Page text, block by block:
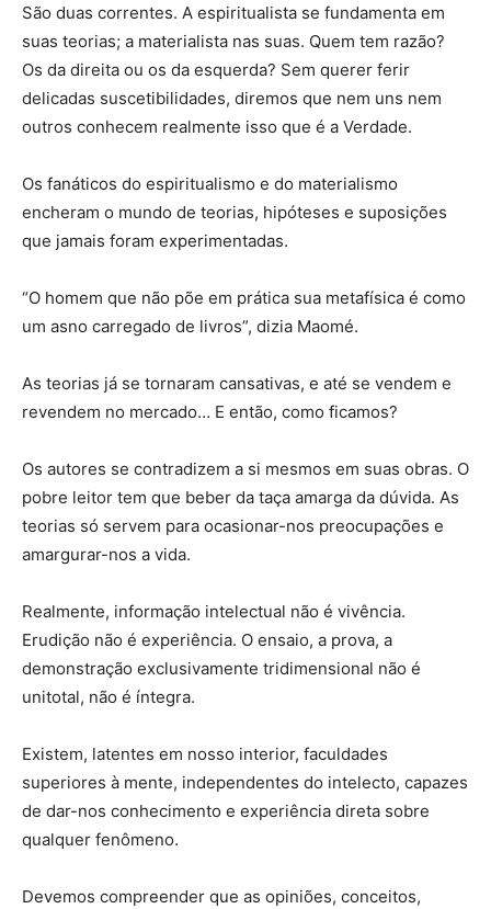
São duas correntes. A espiritualista se fundamenta em
suas teorias; a materialista nas suas. Quem tem razão?
Os da direita ou os da esquerda? Sem querer ferir
delicadas suscetibilidades, diremos que nem uns nem
outros conhecem realmente isso que é a Verdade.
Os fanáticos do espiritualismo e do materialismo
encheram o mundo de teorias, hipóteses e suposições
que jamais foram experimentadas.
“O homem que não põe em prática sua metafísica é como
um asno carregado de livros”, dizia Maomé.
As teorias já se tornaram cansativas, e até se vendem e
revendem no mercado… E então, como ficamos?
Os autores se contradizem a si mesmos em suas obras. O
pobre leitor tem que beber da taça amarga da dúvida. As
teorias só servem para ocasionar-nos preocupações e
amargurar-nos a vida.
Realmente, informação intelectual não é vivência.
Erudição não é experiência. O ensaio, a prova, a
demonstração exclusivamente tridimensional não é
unitotal, não é íntegra.
Existem, latentes em nosso interior, faculdades
superiores à mente, independentes do intelecto, capazes
de dar-nos conhecimento e experiência direta sobre
qualquer fenômeno.
Devemos compreender que as opiniões, conceitos,